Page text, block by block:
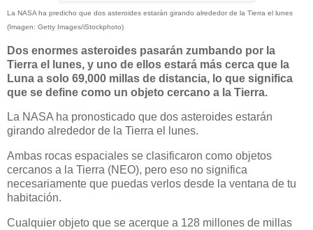
La NASA ha predicho que dos asteroides estarán girando alrededor de la Tierra el lunes
(Imagen: Getty Images/iStockphoto)
Dos enormes asteroides pasarán zumbando por la
Tierra el lunes, y uno de ellos estará más cerca que la
Luna a solo 69,000 millas de distancia, lo que significa
que se define como un objeto cercano a la Tierra.
La NASA ha pronosticado que dos asteroides estarán
girando alrededor de la Tierra el lunes.
Ambas rocas espaciales se clasificaron como objetos
cercanos a la Tierra (NEO), pero eso no significa
necesariamente que puedas verlos desde la ventana de tu
habitación.
Cualquier objeto que se acerque a 128 millones de millas